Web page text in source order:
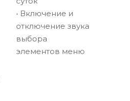
модели
подключения через
оснащен
по Wi-Fi. Вы
домофоном, не
входящие
двери с помощью
или смартфона,
• Включение и
отключение звука
выбора
элементов меню